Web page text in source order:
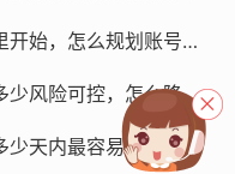
电报聊天账号购买,wdd
便宜纸飞机账号购买学习：从哪里开始，怎么规划账号用途
便宜纸飞机账号购买使用提示：多少风险可控，怎么降低封禁概率
便宜纸飞机账号购买使用提示：多少天内最容易出问题，如何提前处理